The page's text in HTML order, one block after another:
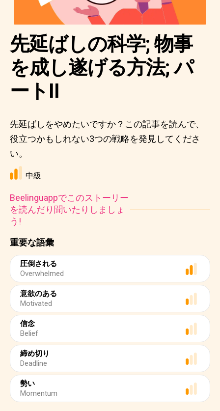
重要な語彙
圧倒される
Overwhelmed
意欲のある
Motivated
信念
Belief
締め切り
Deadline
勢い
Momentum
先延ばしの科学; 物事
を成し遂げる方法; パ
ートII
先延ばしをやめたいですか？この記事を読んで、
役立つかもしれない3つの戦略を発見してくださ
い。
中級
Beelinguappでこのストーリー
を読んだり聞いたりしましょ
う!